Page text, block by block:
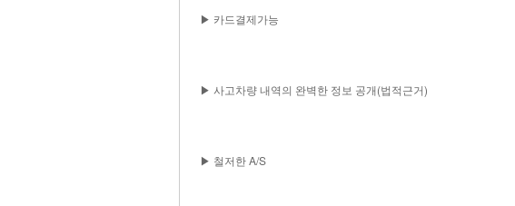
▶ 카드결제가능
▶ 사고차량 내역의 완벽한 정보 공개(법적근거)
▶ 철저한 A/S